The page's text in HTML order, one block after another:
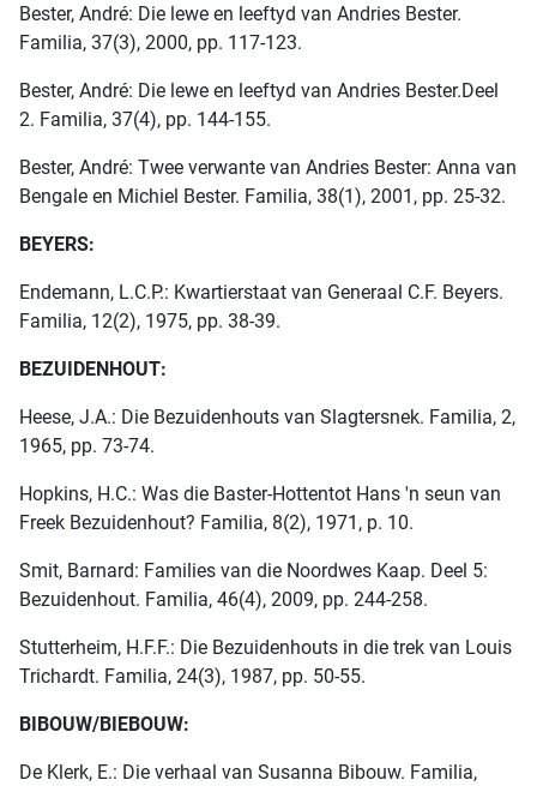
Bester, André: Die lewe en leeftyd van Andries Bester.
Familia, 37(3), 2000, pp. 117-123.
Bester, André: Die lewe en leeftyd van Andries Bester.Deel
2. Familia, 37(4), pp. 144-155.
Bester, André: Twee verwante van Andries Bester: Anna van
Bengale en Michiel Bester. Familia, 38(1), 2001, pp. 25-32.
BEYERS:
Endemann, L.C.P.: Kwartierstaat van Generaal C.F. Beyers.
Familia, 12(2), 1975, pp. 38-39.
BEZUIDENHOUT:
Heese, J.A.: Die Bezuidenhouts van Slagtersnek. Familia, 2,
1965, pp. 73-74.
Hopkins, H.C.: Was die Baster-Hottentot Hans 'n seun van
Freek Bezuidenhout? Familia, 8(2), 1971, p. 10.
Smit, Barnard: Families van die Noordwes Kaap. Deel 5:
Bezuidenhout. Familia, 46(4), 2009, pp. 244-258.
Stutterheim, H.F.F.: Die Bezuidenhouts in die trek van Louis
Trichardt. Familia, 24(3), 1987, pp. 50-55.
BIBOUW/BIEBOUW:
De Klerk, E.: Die verhaal van Susanna Bibouw. Familia,